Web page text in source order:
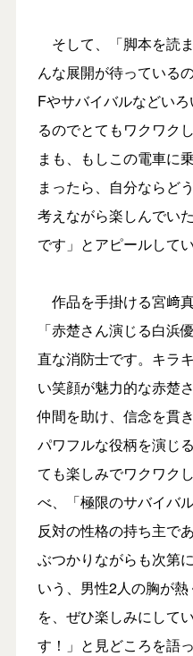
そして、「脚本を読
んな展開が待っている
Fやサバイバルなどい
るのでとてもワクワク
まも、もしこの電車に
まったら、自分ならど
考えながら楽しんでい
です」とアピールしてい
作品を手掛ける宮﨑
「赤楚さん演じる白浜
直な消防士です。キラ
い笑顔が魅力的な赤楚
仲間を助け、信念を貫
パワフルな役柄を演じ
ても楽しみでワクワク
べ、「極限のサバイバ
反対の性格の持ち主で
ぶつかりながらも次第
いう、男性2人の胸が
を、ぜひ楽しみにして
す！」と見どころを語っ